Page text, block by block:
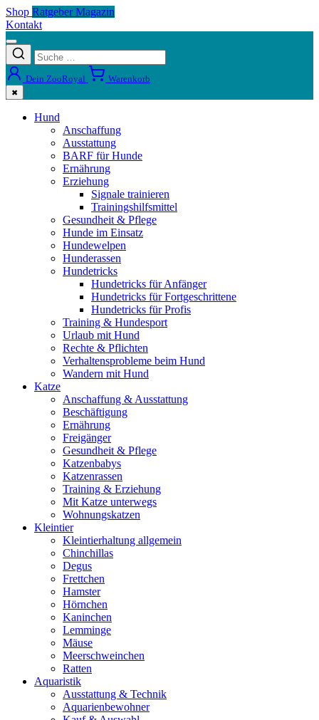
Shop Ratgeber Magazin
Kontakt
Dein ZooRoyal Warenkorb
✖
Hund
Anschaffung
Ausstattung
BARF für Hunde
Ernährung
Erziehung
Signale trainieren
Trainingshilfsmittel
Gesundheit & Pflege
Hunde im Einsatz
Hundewelpen
Hunderassen
Hundetricks
Hundetricks für Anfänger
Hundetricks für Fortgeschrittene
Hundetricks für Profis
Training & Hundesport
Urlaub mit Hund
Rechte & Pflichten
Verhaltensprobleme beim Hund
Wandern mit Hund
Katze
Anschaffung & Ausstattung
Beschäftigung
Ernährung
Freigänger
Gesundheit & Pflege
Katzenbabys
Katzenrassen
Training & Erziehung
Mit Katze unterwegs
Wohnungskatzen
Kleintier
Kleintierhaltung allgemein
Chinchillas
Degus
Frettchen
Hamster
Hörnchen
Kaninchen
Lemminge
Mäuse
Meerschweinchen
Ratten
Aquaristik
Ausstattung & Technik
Aquarienbewohner